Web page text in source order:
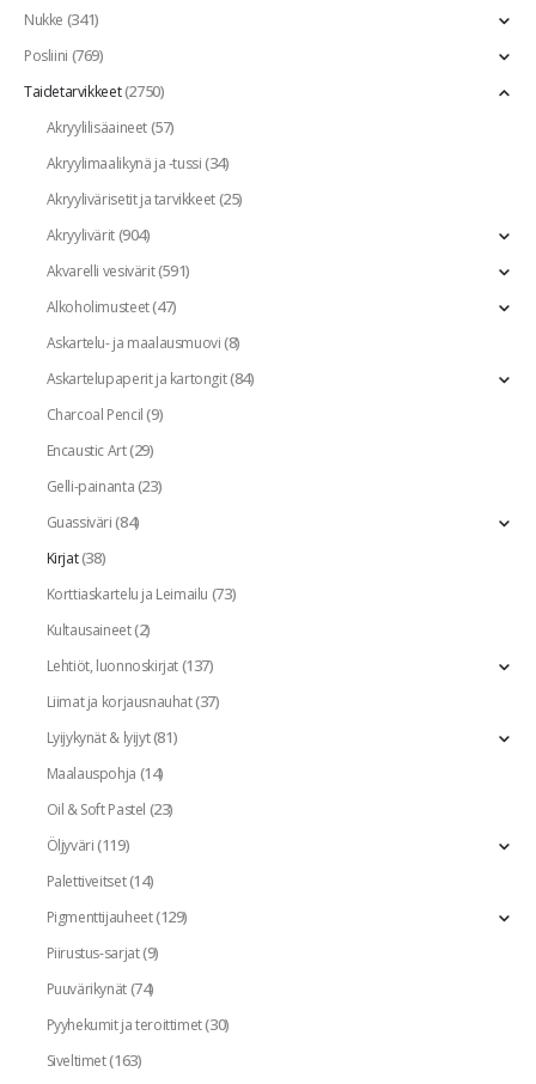
Nukke (341)
Posliini (769)
Taidetarvikkeet(2750)
Akryylilisäaineet(57)
Akryylimaalikynä ja -tussi(34)
Akryylivärisetit ja tarvikkeet(25)
Akryylivärit(904)
Akvarelli vesivärit(591)
Alkoholimusteet(47)
Askartelu- ja maalausmuovi(8)
Askartelupaperit ja kartongit(84)
Charcoal Pencil(9)
Encaustic Art(29)
Gelli-painanta(23)
Guassiväri(84)
Kirjat(38)
Korttiaskartelu ja Leimailu (73)
Kultausaineet(2)
Lehtiöt, luonnoskirjat(137)
Liimat ja korjausnauhat(37)
Lyijykynät & lyijyt(81)
Maalauspohja (14)
Oil & Soft Pastel (23)
Öljyväri(119)
Palettiveitset(14)
Pigmenttijauheet(129)
Piirustus-sarjat(9)
Puuvärikynät(74)
Pyyhekumit ja teroittimet(30)
Siveltimet(163)